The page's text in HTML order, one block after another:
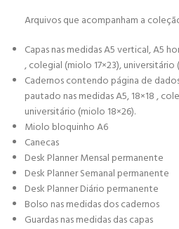
Arquivos que acompanham a
Capas nas medidas A5 vertical, A5
, colegial (miolo 17×23), universitário
Cadernos contendo página de
pautado nas medidas A5, 18×18 ,
universitário (miolo 18×26).
Miolo bloquinho A6
Canecas
Desk Planner Mensal permanente
Desk Planner Semanal permanente
Desk Planner Diário permanente
Bolso nas medidas dos cadernos
Guardas nas medidas das capas